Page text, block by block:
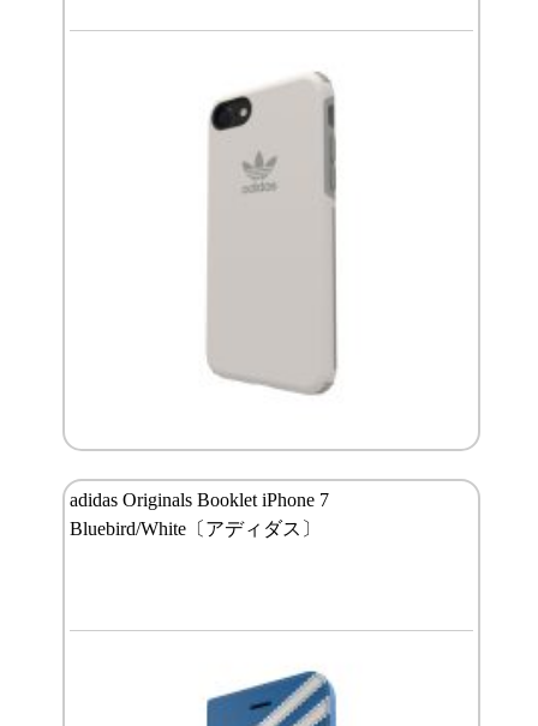
adidas Originals Booklet iPhone 7
Bluebird/White〔アディダス〕